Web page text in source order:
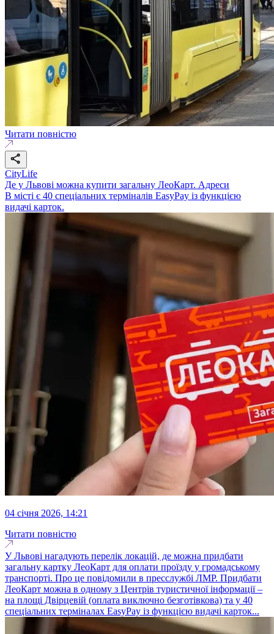
Читати повністю
CityLife
Де у Львові можна купити загальну ЛеоКарт. Адреси
В місті є 40 спеціальних терміналів EasyPay із функцією
видачі карток.
04 січня 2026, 14:21
Читати повністю
У Львові нагадують перелік локацій, де можна придбати
загальну картку ЛеоКарт для оплати проїзду у громадському
транспорті. Про це повідомили в пресслужбі ЛМР. Придбати
ЛеоКарт можна в одному з Центрів туристичної інформації –
на площі Двірцевій (оплата виключно безготівкова) та у 40
спеціальних терміналах EasyPay із функцією видачі карток...